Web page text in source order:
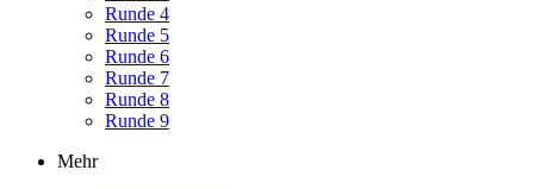
Runde 4
Runde 5
Runde 6
Runde 7
Runde 8
Runde 9
Mehr